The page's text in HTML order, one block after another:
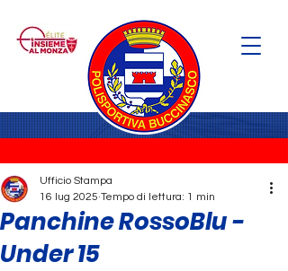
Panchine RossoBlu -
Under 15
Ufficio Stampa
16 lug 2025 Tempo di lettura: 1 min